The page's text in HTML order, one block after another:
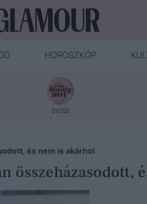
HOROSZKÓP
SYOSS
és nem is akárhol
összeházasodott,